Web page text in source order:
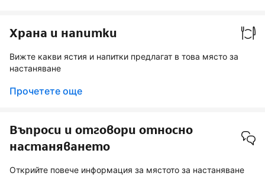
Храна и напитки
Вижте какви ястия и напитки предлагат в това място за
настаняване
Прочетете още
Въпроси и отговори относно
настаняването
Открийте повече информация за мястото за настаняване